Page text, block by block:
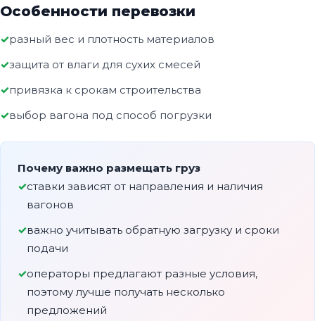
Особенности перевозки
разный вес и плотность материалов
защита от влаги для сухих смесей
привязка к срокам строительства
выбор вагона под способ погрузки
Почему важно размещать груз
ставки зависят от направления и наличия
вагонов
важно учитывать обратную загрузку и сроки
подачи
операторы предлагают разные условия,
поэтому лучше получать несколько
предложений